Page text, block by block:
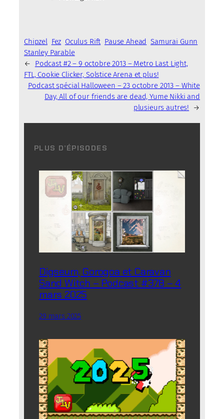
Chipzel Fez Oculus Rift Pause Ahead Samurai Gunn
Stanley Parable
←
Podcast #2 – 9 octobre 2013 – Metro Last Light,
FTL, Cookie Clicker, Solstice Arena et plus!
Podcast spécial Halloween – 23 octobre 2013 – White
Day, All of our friends are dead, Yume Nikki and
plusieurs autres!
→
PLUS D’ÉPISODES
Digseum, Gorogoa et Caravan
Sand Witch – Podcast #378 – 4
mars 2025
29 mars 2025